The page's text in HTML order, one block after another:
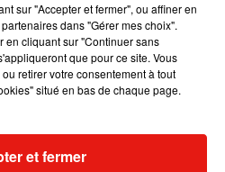
s’essaye à la vie de chatelain
nouveau clip
sur "Accepter et fermer", ou affiner en
dans "Gérer mes choix".
en cliquant sur "Continuer sans
que pour ce site. Vous
retirer votre consentement à tout
situé en bas de chaque page.
et fermer